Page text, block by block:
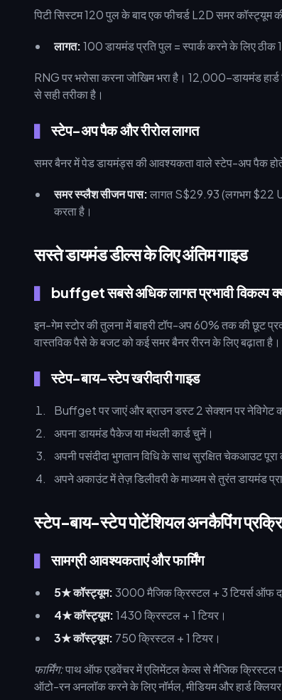
पिटी सिस्टम 120 पुल के बाद एक फीचर्ड L2D समर कॉस्ट्यूम की
लागत:100 डायमंड प्रति पुल = स्पार्क करने के लिए
RNG पर भरोसा करना जोखिम भरा है। 12,000-डायमंड हार्ड
से सही तरीका है।
स्टेप-अप पैक और रीरोल लागत
समर बैनर में पेड डायमंड्स की आवश्यकता वाले स्टेप-अप पैक
समर स्प्लैश सीजन पास:लागत S$29.93 (लगभग $22
करता है।
सस्ते डायमंड डील्स के लिए अंतिम गाइड
buffget सबसे अधिक लागत प्रभावी विकल्प
इन-गेम स्टोर की तुलना में बाहरी टॉप-अप 60% तक की छूट
वास्तविक पैसे के बजट को कई समर बैनर रीरन के लिए बढ़ाता है।
स्टेप-बाय-स्टेप खरीदारी गाइड
Buffget पर जाएं और ब्राउन डस्ट 2 सेक्शन पर नेविगेट
अपना डायमंड पैकेज या मंथली कार्ड चुनें।
अपनी पसंदीदा भुगतान विधि के साथ सुरक्षित चेकआउट पूरा
अपने अकाउंट में तेज़ डिलीवरी के माध्यम से तुरंत डायमंड
स्टेप-बाय-स्टेप पोटेंशियल अनकैपिंग
सामग्री आवश्यकताएं और फार्मिंग
5★ कॉस्ट्यूम:3000 मैजिक क्रिस्टल + 3 टियर्स
4★ कॉस्ट्यूम:1430 क्रिस्टल + 1 टियर।
3★ कॉस्ट्यूम: 750 क्रिस्टल + 1 टियर।
फार्मिंग:पाथ ऑफ एडवेंचर में एलिमेंटल केव्स से मैजिक क्रिस्टल
ऑटो-रन अनलॉक करने के लिए नॉर्मल, मीडियम और हार्ड